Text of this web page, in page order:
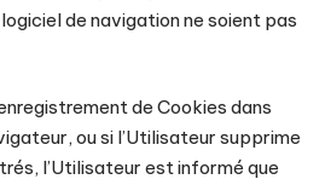
de navigation ne soient pas
de Cookies dans
ou si l’Utilisateur supprime
l’Utilisateur est informé que